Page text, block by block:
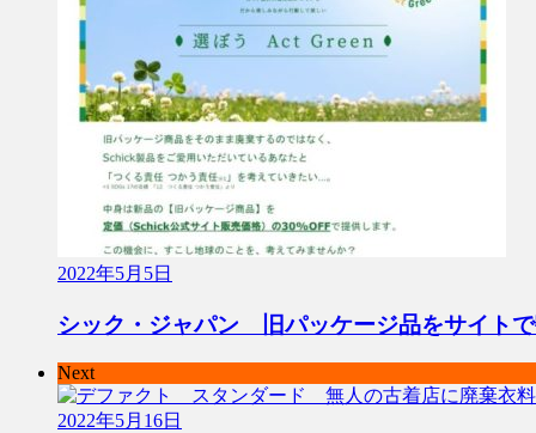
2022年5月5日
シック・ジャパン 旧パッケージ品をサイト
Next
2022年5月16日